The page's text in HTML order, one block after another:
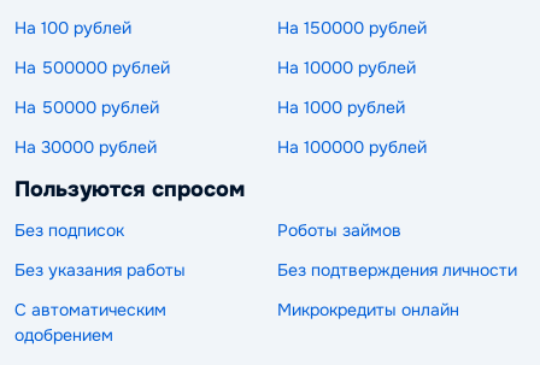
На 100 рублей
На 150000 рублей
На 500000 рублей
На 10000 рублей
На 50000 рублей
На 1000 рублей
На 30000 рублей
На 100000 рублей
Пользуются спросом
Без подписок
Роботы займов
Без указания работы
Без подтверждения личности
С автоматическим
одобрением
Микрокредиты онлайн